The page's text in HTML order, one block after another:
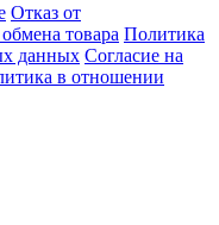
Отказ от
товара Политика
данных Согласие на
в отношении